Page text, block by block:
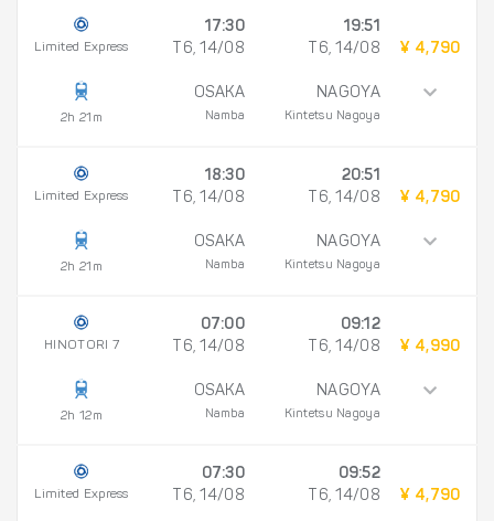
Limited Express
2h 21m
17:30
T6, 14/08
OSAKA
Namba
19:51
T6, 14/08
NAGOYA
Kintetsu Nagoya
¥ 4,790
Limited Express
2h 21m
18:30
T6, 14/08
OSAKA
Namba
20:51
T6, 14/08
NAGOYA
Kintetsu Nagoya
¥ 4,790
HINOTORI 7
2h 12m
07:00
T6, 14/08
OSAKA
Namba
09:12
T6, 14/08
NAGOYA
Kintetsu Nagoya
¥ 4,990
Limited Express
07:30
T6, 14/08
09:52
T6, 14/08
¥ 4,790